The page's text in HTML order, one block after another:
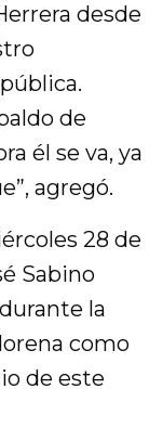
desde
de
él se va, ya
agregó.
28 de
Sabino
la
como
de este